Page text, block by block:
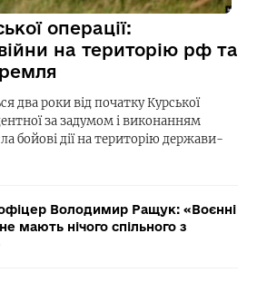
операції:
на територію рф та
два роки від початку Курської
за задумом і виконанням
бойові дії на територію держави-
Володимир Ращук: «Воєнні
мають нічого спільного з